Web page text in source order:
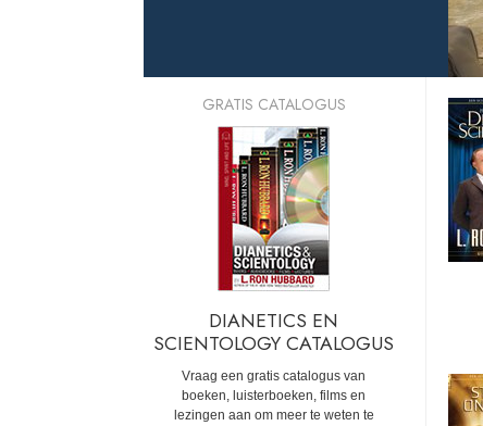
GRATIS CATALOGUS
DIANETICS EN
SCIENTOLOGY CATALOGUS
Vraag een gratis catalogus van
boeken, luisterboeken, films en
lezingen aan om meer te weten te